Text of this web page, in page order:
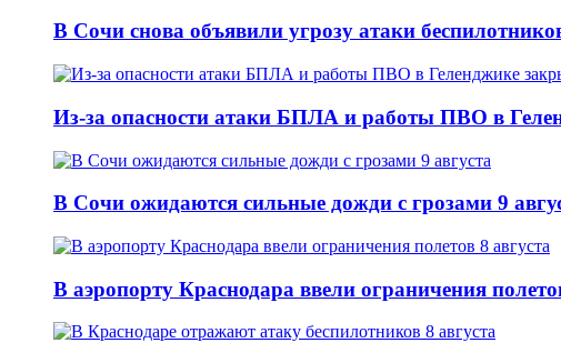
В Сочи снова объявили угрозу атаки
Из-за опасности атаки БПЛА и работы ПВО в
В Сочи ожидаются сильные дожди с грозами 9
В аэропорту Краснодара ввели ограничения